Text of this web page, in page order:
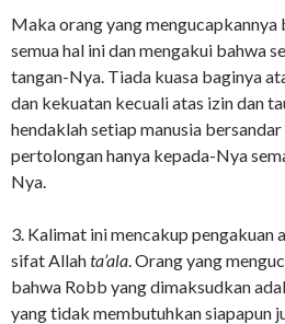
Maka orang yang
semua hal ini dan mengakui bahwa
tangan-Nya. Tiada kuasa baginya
dan kekuatan kecuali atas izin dan
hendaklah setiap manusia
pertolongan hanya kepada-Nya
Nya.
3. Kalimat ini mencakup pengakuan
sifat Allahta’ala. Orang yang
bahwa Robb yang dimaksudkan
yang tidak membutuhkan siapapun